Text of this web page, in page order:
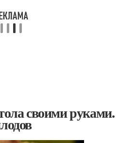
своими руками.